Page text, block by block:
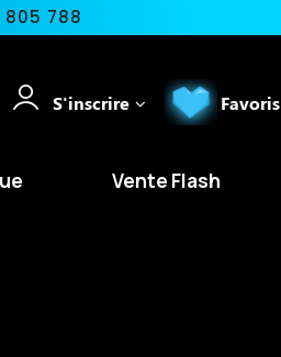
805 788
Favoris
S'inscrire
Vente Flash